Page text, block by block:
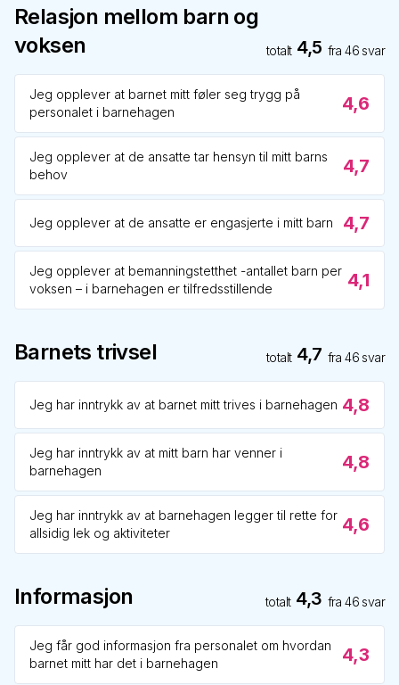
Relasjon mellom barn og
voksen
totalt 4,5 fra46 svar
Jeg opplever at barnet mitt føler seg trygg på
personalet i barnehagen
4,6
Jeg opplever at de ansatte tar hensyn til mitt barns
behov
4,7
Jeg opplever at de ansatte er engasjerte i mitt barn 4,7
Jeg opplever at bemanningstetthet -antallet barn per
voksen – i barnehagen er tilfredsstillende
4,1
Barnets trivsel totalt 4,7 fra46 svar
Jeg har inntrykk av at barnet mitt trives i barnehagen 4,8
Jeg har inntrykk av at mitt barn har venner i
barnehagen
4,8
Jeg har inntrykk av at barnehagen legger til rette for
allsidig lek og aktiviteter
4,6
Informasjon totalt 4,3 fra46 svar
Jeg får god informasjon fra personalet om hvordan
barnet mitt har det i barnehagen
4,3